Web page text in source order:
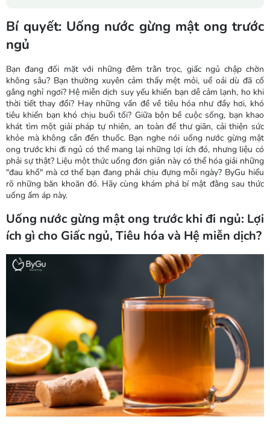
Bí quyết: Uống nước gừng mật ong trước
ngủ
Bạn đang đối mặt với những đêm trằn trọc, giấc ngủ chập chờn
không sâu? Bạn thường xuyên cảm thấy mệt mỏi, uể oải dù đã cố
gắng nghỉ ngơi? Hệ miễn dịch suy yếu khiến bạn dễ cảm lạnh, ho khi
thời tiết thay đổi? Hay những vấn đề về tiêu hóa như đầy hơi, khó
tiêu khiến bạn khó chịu buổi tối? Giữa bộn bề cuộc sống, bạn khao
khát tìm một giải pháp tự nhiên, an toàn để thư giãn, cải thiện sức
khỏe mà không cần đến thuốc. Bạn nghe nói uống nước gừng mật
ong trước khi đi ngủ có thể mang lại những lợi ích đó, nhưng liệu có
phải sự thật? Liệu một thức uống đơn giản này có thể hóa giải những
"đau khổ" mà cơ thể bạn đang phải chịu đựng mỗi ngày? ByGu hiểu
rõ những băn khoăn đó. Hãy cùng khám phá bí mật đằng sau thức
uống ấm áp này.
Uống nước gừng mật ong trước khi đi ngủ: Lợi
ích gì cho Giấc ngủ, Tiêu hóa và Hệ miễn dịch?